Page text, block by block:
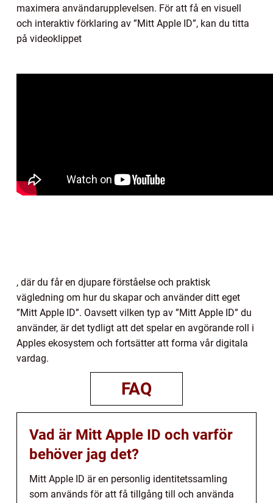
maximera användarupplevelsen. För att få en visuell
och interaktiv förklaring av ”Mitt Apple ID”, kan du titta
på videoklippet
, där du får en djupare förståelse och praktisk
vägledning om hur du skapar och använder ditt eget
”Mitt Apple ID”. Oavsett vilken typ av ”Mitt Apple ID” du
använder, är det tydligt att det spelar en avgörande roll i
Apples ekosystem och fortsätter att forma vår digitala
vardag.
FAQ
Vad är Mitt Apple ID och varför
behöver jag det?
Mitt Apple ID är en personlig identitetssamling
som används för att få tillgång till och använda